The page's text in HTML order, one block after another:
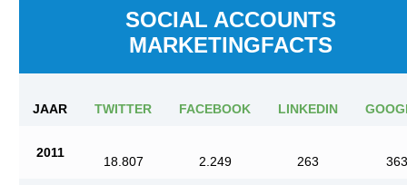
SOCIAL ACCOUNTS
MARKETINGFACTS
JAAR TWITTER FACEBOOK LINKEDIN
2011
18.807 2.249 263 363